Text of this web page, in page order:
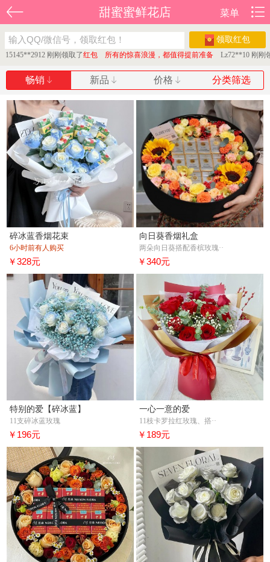
甜蜜蜜鲜花店 菜单
领取红包
刚刚领取了红包 所有的惊喜浪漫，都值得提前准备Lz72**10 刚刚领
畅销 新品 价格 分类筛选
碎冰蓝香烟花束
6小时前有人购买
￥328元
向日葵香烟礼盒
两朵向日葵搭配香槟玫瑰··
￥340元
特别的爱【碎冰蓝】
11支碎冰蓝玫瑰
￥196元
一心一意的爱
11枝卡罗拉红玫瑰、搭··
￥189元